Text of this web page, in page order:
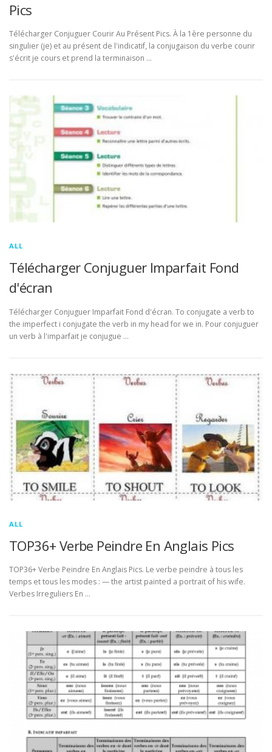
Pics
Télécharger Conjuguer Courir Au Présent Pics. À la 1ère personne du
singulier (je) et au présent de l'indicatif, la conjugaison du verbe courir
s'écrit je cours et prend la terminaison …
ALL
Télécharger Conjuguer Imparfait Fond
d'écran
Télécharger Conjuguer Imparfait Fond d'écran. To conjugate a verb to
the imperfect i conjugate the verb in my head for we in. Pour conjuguer
un verb à l'imparfait je conjugue …
ALL
TOP36+ Verbe Peindre En Anglais Pics
TOP36+ Verbe Peindre En Anglais Pics. Le verbe peindre à tous les
temps et tous les modes : — the artist painted a portrait of his wife.
Verbes Irreguliers En …